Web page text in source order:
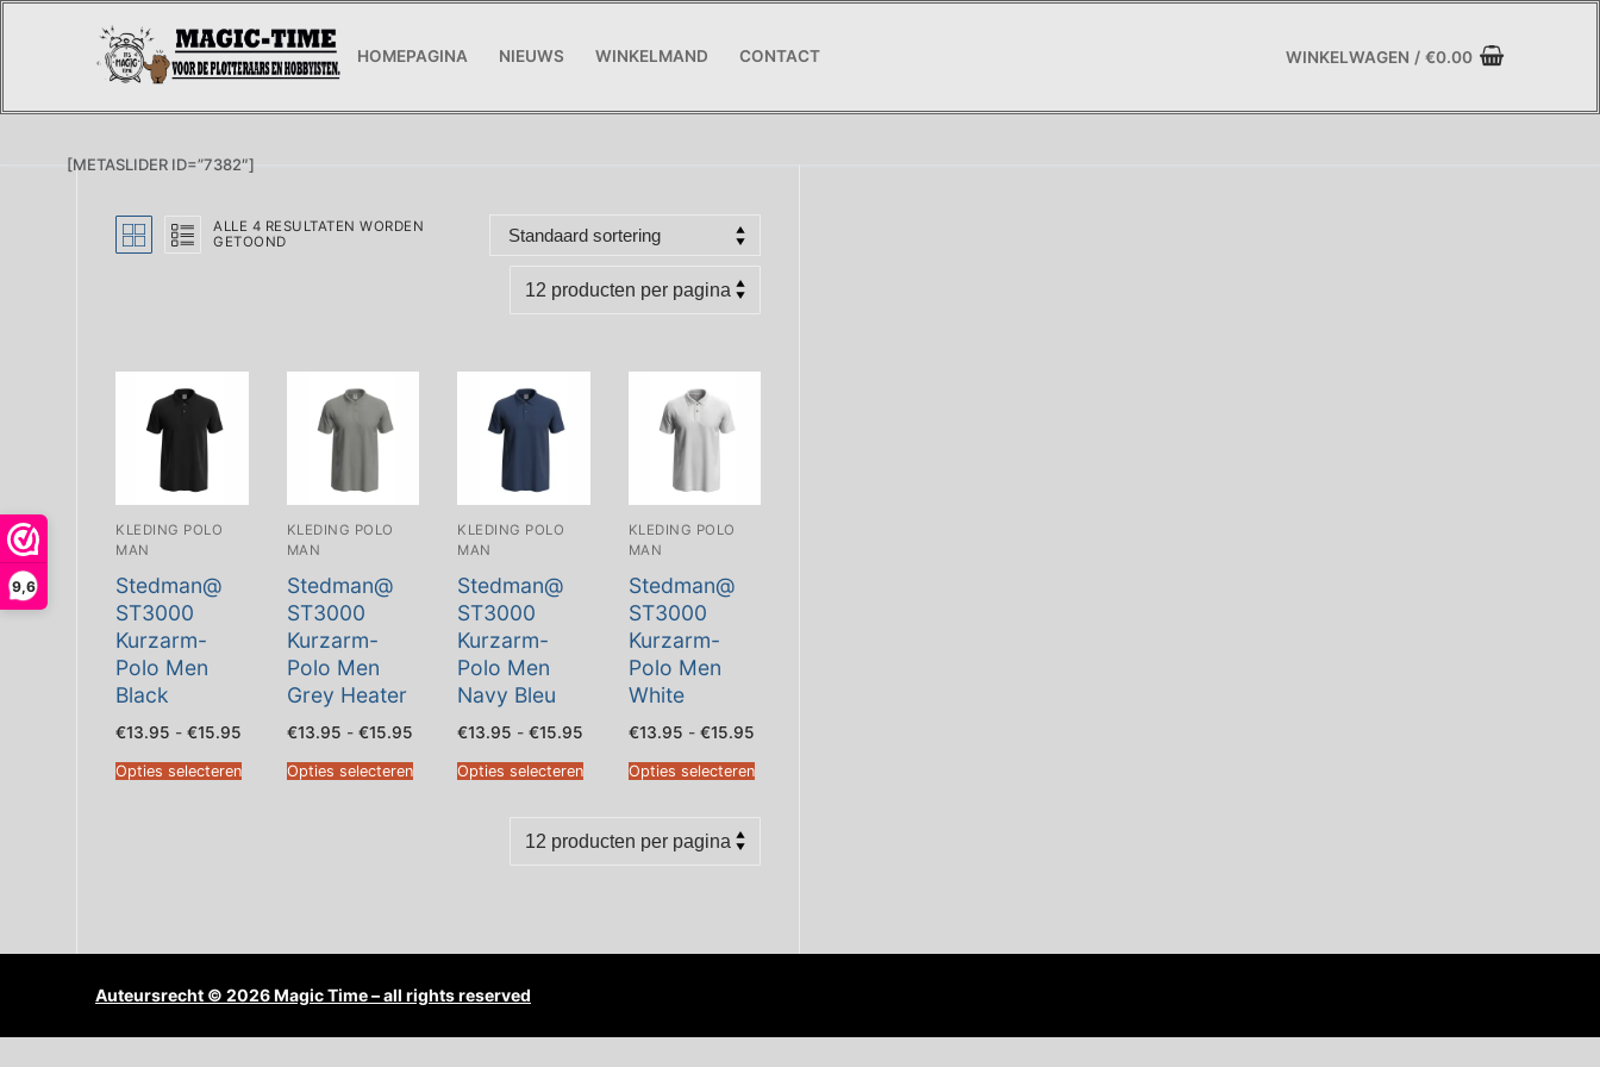
9,6
HOMEPAGINA NIEUWS WINKELMAND CONTACT WINKELWAGEN / €0.00
[METASLIDER ID=”7382″]
ALLE 4 RESULTATEN WORDEN
GETOOND
KLEDING POLO
MAN
Stedman@
ST3000
Kurzarm-
Polo Men
Black
€13.95 - €15.95 Prijsklasse:
tot
€15.95
Opties selecteren
KLEDING POLO
MAN
Stedman@
ST3000
Kurzarm-
Polo Men
Grey Heater
€13.95 - €15.95Prijsklasse:
tot
€15.95
Opties selecteren
KLEDING POLO
MAN
Stedman@
ST3000
Kurzarm-
Polo Men
Navy Bleu
€13.95 - €15.95 Prijsklasse:
tot
€15.95
Opties selecteren
KLEDING POLO
MAN
Stedman@
ST3000
Kurzarm-
Polo Men
White
€13.95 - €15.95Prijsklasse:
tot
€15.95
Opties selecteren
Auteursrecht © 2026 Magic Time – all rights reserved